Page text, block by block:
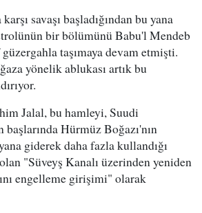
savaşı başladığından bu yana
bir bölümünü Babu'l Mendeb
taşımaya devam etmişti.
yönelik ablukası artık bu
Jalal, bu hamleyi, Suudi
başlarında Hürmüz Boğazı'nın
giderek daha fazla kullandığı
"Süveyş Kanalı üzerinden yeniden
engelleme girişimi" olarak